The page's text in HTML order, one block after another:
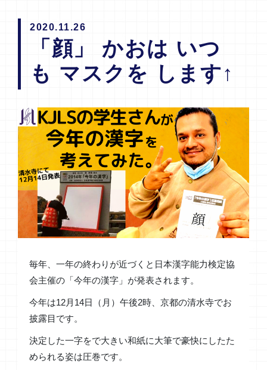
2020.11.26
「顔」 かおは いつ
も マスクを します↑
毎年、一年の終わりが近づくと日本漢字能力検定協
会主催の「今年の漢字」が発表されます。
今年は12月14日（月）午後2時、京都の清水寺でお
披露目です。
決定した一字をで大きい和紙に大筆で豪快にしたた
められる姿は圧巻です。